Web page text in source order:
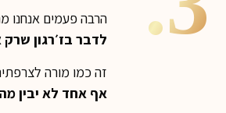
הרבה פעמים אנחנו
לדבר בז׳רגון
זה כמו מורה
אף אחד לא יבין